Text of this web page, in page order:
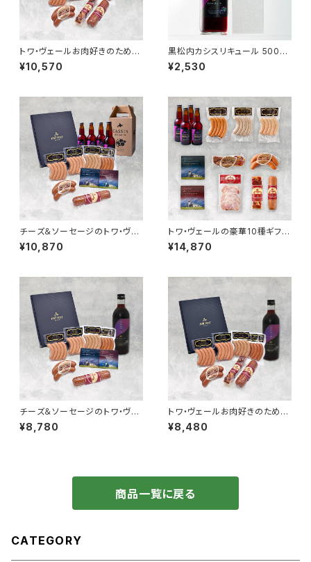
トワ・ヴェールお肉好きのための
ギフトセットと「黒松内カシスエ
ール330ml」4本
¥10,570
黒松内カシスリキュール 500ml
（化粧箱付き）
¥2,530
チーズ＆ソーセージのトワ・ヴェ
ールギフトセットと「黒松内カシ
スエール 330ml」4本
¥10,870
トワ・ヴェールの豪華10種ギフト
セットと「黒松内カシスエール 3
30ml」4本
¥14,870
チーズ＆ソーセージのトワ・ヴェ
ールギフトセットと「黒松内カシ
スリキュール 500ml」1本
¥8,780
トワ・ヴェールお肉好きのための
ギフトセットと「黒松内カシスリ
キュール 500ml」1本
¥8,480
商品一覧に戻る
CATEGORY